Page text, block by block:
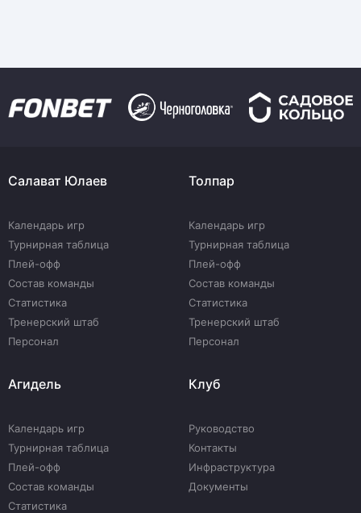
Салават Юлаев
Календарь игр
Турнирная таблица
Плей-офф
Состав команды
Статистика
Тренерский штаб
Персонал
Толпар
Календарь игр
Турнирная таблица
Плей-офф
Состав команды
Статистика
Тренерский штаб
Персонал
Агидель
Календарь игр
Турнирная таблица
Плей-офф
Состав команды
Статистика
Клуб
Руководство
Контакты
Инфраструктура
Документы